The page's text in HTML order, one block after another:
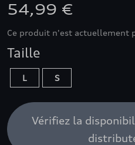
54,99 €
Ce produit n'est actuellement
Taille
L S
Vérifiez la